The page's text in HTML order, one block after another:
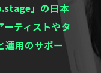
」の日本
ティストやタ
運用のサポー